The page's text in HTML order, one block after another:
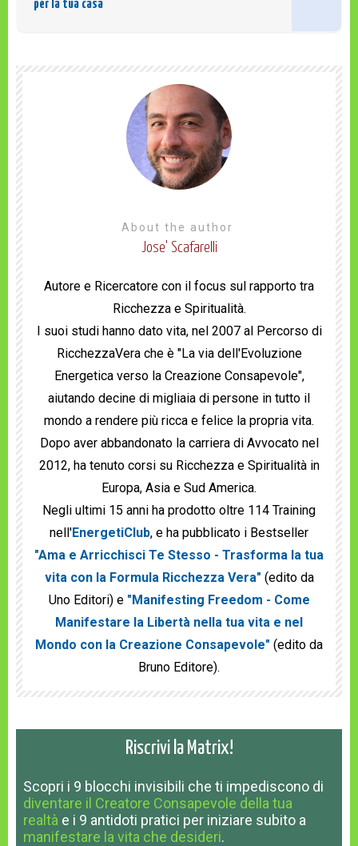
per la tua casa
About the author
Jose' Scafarelli
Autore e Ricercatore con il focus sul rapporto tra
Ricchezza e Spiritualità.
I suoi studi hanno dato vita, nel 2007 al Percorso di
RicchezzaVera che è "La via dell'Evoluzione
Energetica verso la Creazione Consapevole",
aiutando decine di migliaia di persone in tutto il
mondo a rendere più ricca e felice la propria vita.
Dopo aver abbandonato la carriera di Avvocato nel
2012, ha tenuto corsi su Ricchezza e Spiritualità in
Europa, Asia e Sud America.
Negli ultimi 15 anni ha prodotto oltre 114 Training
nell'EnergetiClub, e ha pubblicato i Bestseller
"Ama e Arricchisci Te Stesso - Trasforma la tua
vita con la Formula Ricchezza Vera" (edito da
Uno Editori) e "Manifesting Freedom - Come
Manifestare la Libertà nella tua vita e nel
Mondo con la Creazione Consapevole" (edito da
Bruno Editore).
Riscrivi la Matrix!
Scopri i 9 blocchi invisibili che ti impediscono di
diventare il Creatore Consapevole della tua
realtà e i 9 antidoti pratici per iniziare subito a
manifestare la vita che desideri.